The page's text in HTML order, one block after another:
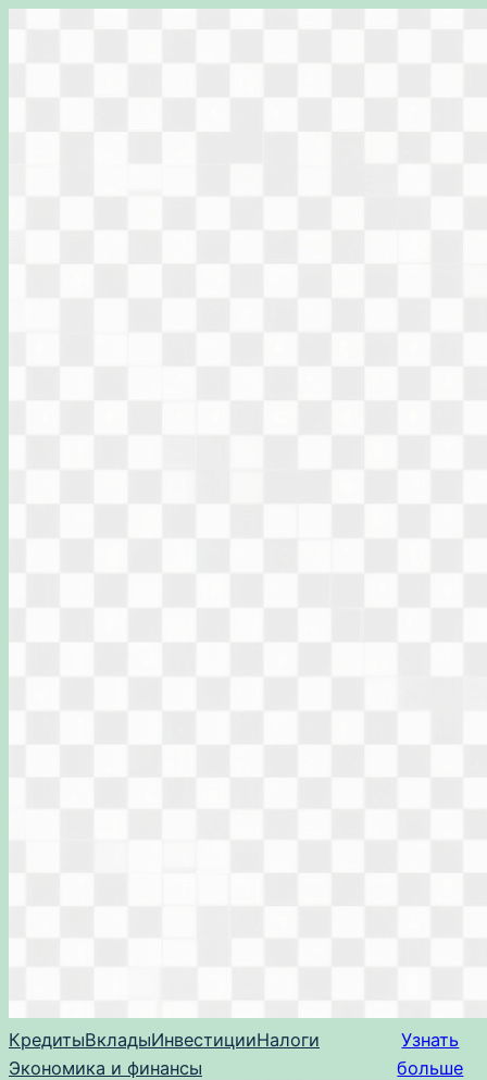
КредитыВкладыИнвестицииНалоги
Экономика и финансы
Узнать
больше